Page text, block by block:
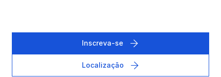
Inscreva-se
Localização